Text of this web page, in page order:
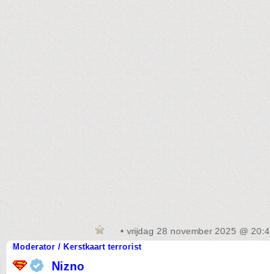
• vrijdag 28 november 2025 @
Moderator / Kerstkaart terrorist
Nizno